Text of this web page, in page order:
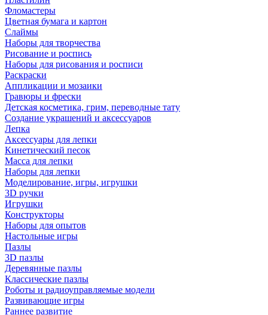
Фломастеры
Цветная бумага и картон
Слаймы
Наборы для творчества
Рисование и роспись
Наборы для рисования и росписи
Раскраски
Аппликации и мозаики
Гравюры и фрески
Детская косметика, грим, переводные тату
Создание украшений и аксессуаров
Лепка
Аксессуары для лепки
Кинетический песок
Масса для лепки
Наборы для лепки
Моделирование, игры, игрушки
3D ручки
Игрушки
Конструкторы
Наборы для опытов
Настольные игры
Пазлы
3D пазлы
Деревянные пазлы
Классические пазлы
Роботы и радиоуправляемые модели
Развивающие игры
Раннее развитие